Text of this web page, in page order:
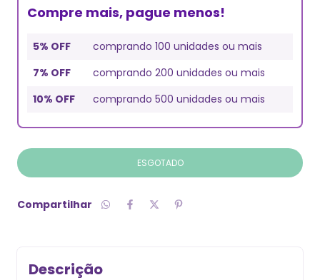
Compre mais, pague menos!
5% OFF
comprando 100 unidades ou mais
7% OFF
comprando 200 unidades ou mais
10% OFF
comprando 500 unidades ou mais
Compartilhar
Descrição